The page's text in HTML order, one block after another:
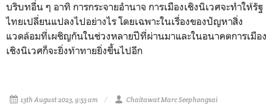
บริบทอื่น ๆ อาทิ การกระจายอำนาจ การเมืองเชิงนิเวศจะทำให้รัฐ
ไทยเปลี่ยนแปลงไปอย่างไร โดยเฉพาะในเรื่องของปัญหาสิ่ง
แวดล้อมที่เผชิญกันในช่วงหลายปีที่ผ่านมาและในอนาคตการเมือง
เชิงนิเวศก็จะยิ่งท้าทายยิ่งขึ้นไปอีก
13th August 2023, 9:53 am Chaitawat Marc Seephongsai